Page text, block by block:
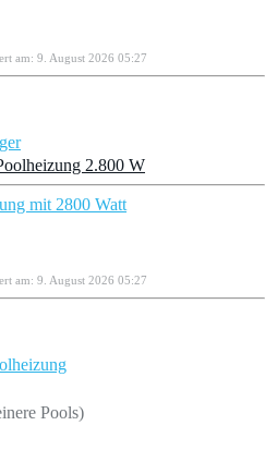
am: 9. August 2026 05:27
2.800 W
am: 9. August 2026 05:27
Pools)